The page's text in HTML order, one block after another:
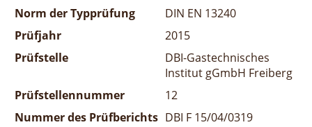
Norm der Typprüfung
DIN EN 13240
Prüfjahr
2015
Prüfstelle
DBI-Gastechnisches
Institut gGmbH Freiberg
Prüfstellennummer
12
Nummer des Prüfberichts DBI F 15/04/0319